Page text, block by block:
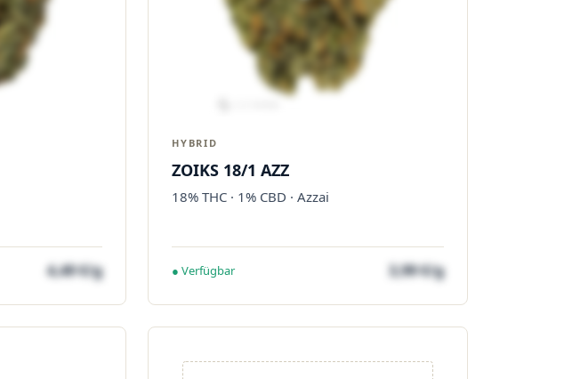
4,49 €/g
HYBRID
ZOIKS 18/1 AZZ
18% THC · 1% CBD · Azzai
● Verfügbar 3,99 €/g